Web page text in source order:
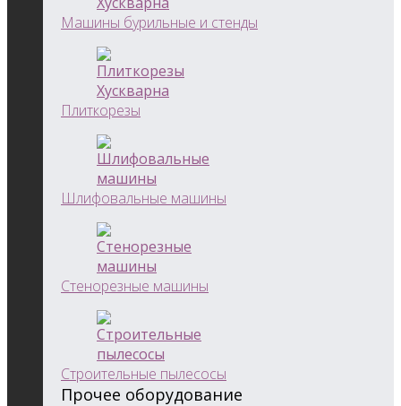
Машины бурильные и стенды
Плиткорезы
Шлифовальные машины
Стенорезные машины
Строительные пылесосы
Прочее оборудование